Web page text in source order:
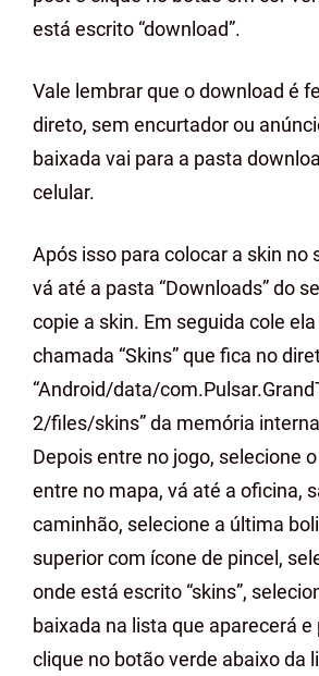
está escrito “download”.
Vale lembrar que o download é
direto, sem encurtador ou
baixada vai para a pasta
celular.
Após isso para colocar a skin no
vá até a pasta “Downloads” do
copie a skin. Em seguida cole
chamada “Skins” que fica no
“Android/data/
2/files/skins” da memória
Depois entre no jogo, selecione
entre no mapa, vá até a oficina,
caminhão, selecione a última
superior com ícone de pincel,
onde está escrito “skins”,
baixada na lista que aparecerá
clique no botão verde abaixo da